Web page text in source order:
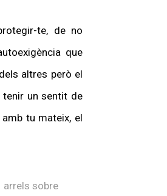
te, de no
que
altres però el
tenir un sentit de
tu mateix, el
arrels sobre